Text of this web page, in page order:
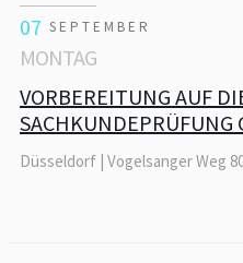
07 SEPTEMBER
MONTAG
VORBEREITUNG AUF
SACHKUNDEPRÜFUNG
Düsseldorf | Vogelsanger Weg